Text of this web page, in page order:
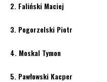
2. Faliński Maciej
3. Pogorzelski Piotr
4. Moskal Tymon
5. Pawłowski Kacper